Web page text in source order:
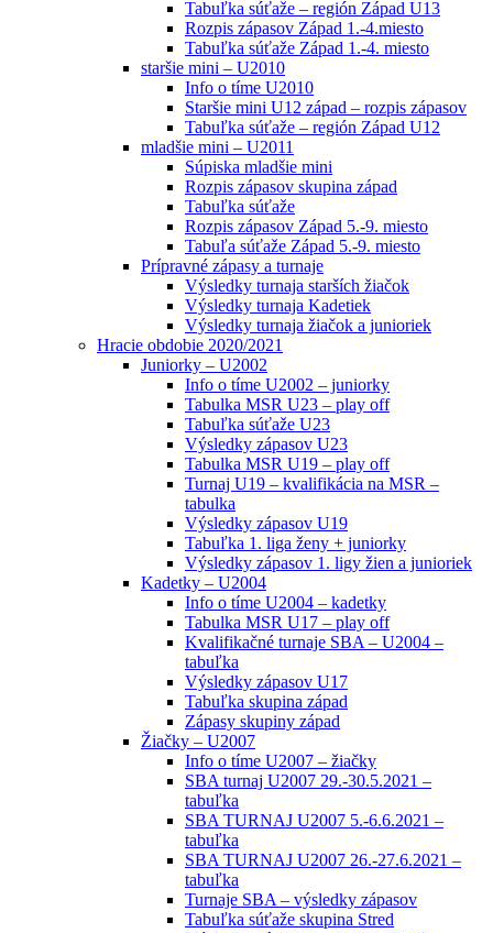
Tabuľka súťaže – región Západ U13
Rozpis zápasov Západ 1.-4.miesto
Tabuľka súťaže Západ 1.-4. miesto
staršie mini – U2010
Info o tíme U2010
Staršie mini U12 západ – rozpis zápasov
Tabuľka súťaže – región Západ U12
mladšie mini – U2011
Súpiska mladšie mini
Rozpis zápasov skupina západ
Tabuľka súťaže
Rozpis zápasov Západ 5.-9. miesto
Tabuľa súťaže Západ 5.-9. miesto
Prípravné zápasy a turnaje
Výsledky turnaja starších žiačok
Výsledky turnaja Kadetiek
Výsledky turnaja žiačok a junioriek
Hracie obdobie 2020/2021
Juniorky – U2002
Info o tíme U2002 – juniorky
Tabulka MSR U23 – play off
Tabuľka súťaže U23
Výsledky zápasov U23
Tabulka MSR U19 – play off
Turnaj U19 – kvalifikácia na MSR –
tabulka
Výsledky zápasov U19
Tabuľka 1. liga ženy + juniorky
Výsledky zápasov 1. ligy žien a junioriek
Kadetky – U2004
Info o tíme U2004 – kadetky
Tabulka MSR U17 – play off
Kvalifikačné turnaje SBA – U2004 –
tabuľka
Výsledky zápasov U17
Tabuľka skupina západ
Zápasy skupiny západ
Žiačky – U2007
Info o tíme U2007 – žiačky
SBA turnaj U2007 29.-30.5.2021 –
tabuľka
SBA TURNAJ U2007 5.-6.6.2021 –
tabuľka
SBA TURNAJ U2007 26.-27.6.2021 –
tabuľka
Turnaje SBA – výsledky zápasov
Tabuľka súťaže skupina Stred